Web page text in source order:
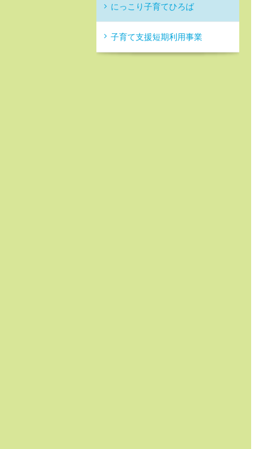
にっこり子育てひろば
子育て支援短期利用事業